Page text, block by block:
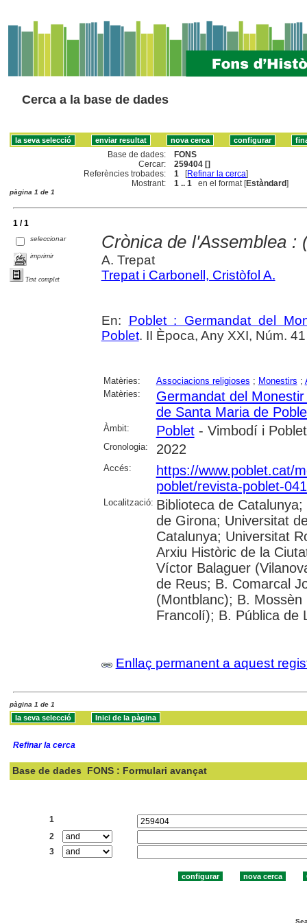
Cerca a la base de dades
Base de dades:
FONS
Cercar:
259404 []
Referències trobades:
1 [Refinar la cerca]
Mostrant:
1 .. 1 en el format [Estàndard]
pàgina 1 de 1
1 / 1
seleccionar
imprimir
Text complet
Crònica de l'Assemblea :
A. Trepat
Trepat i Carbonell, Cristòfol A.
En: Poblet : Germandat del
Poblet. II Època, Any XXI, Núm.
Matèries: Associacions religioses ; Monestirs ;
Matèries:
Germandat del
de Santa Maria de
Àmbit: Poblet- Vimbodí i Poblet
Cronologia: 2022
Accés:
https://www.poblet.cat/
poblet/revista-poblet-
Localització: Biblioteca de
de Girona; Universitat
Catalunya; Universitat
Arxiu Històric de la
Víctor Balaguer
de Reus; B. Comarcal
(Montblanc); B.
Francolí); B. Pública de
Enllaç permanent a aquest
pàgina 1 de 1
Refinar la cerca
Base de dades FONS : Formulari avançat
1
2
3